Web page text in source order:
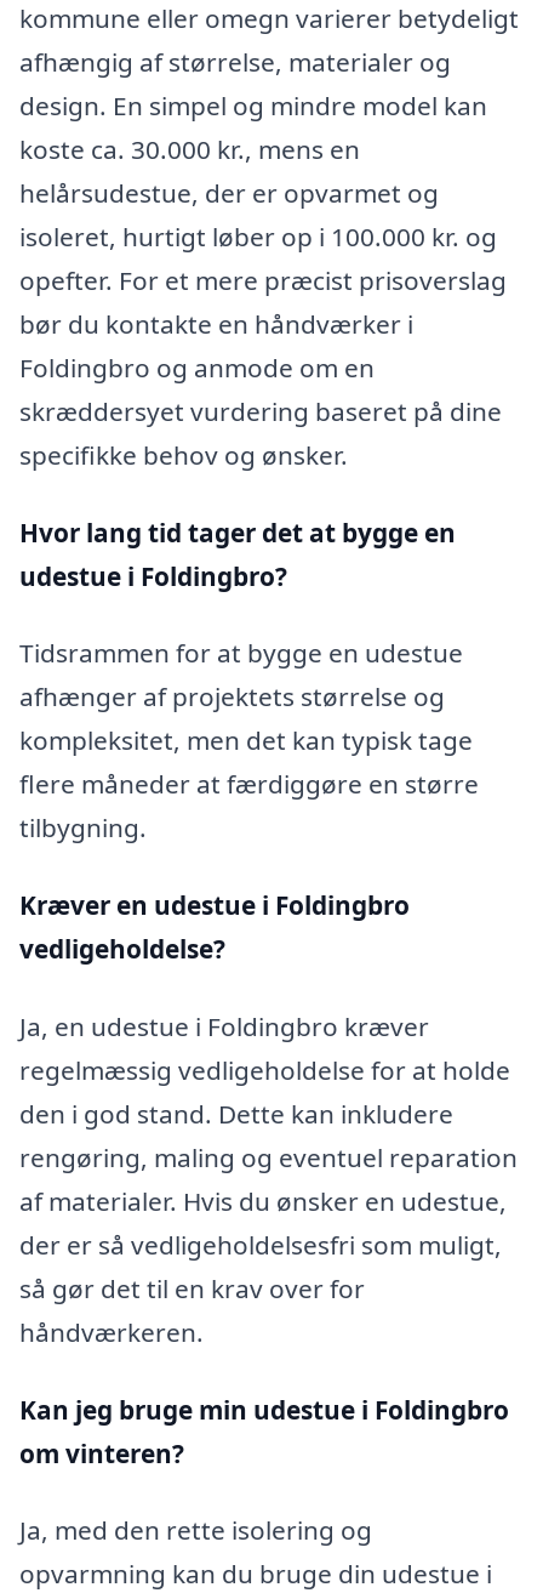
kommune eller omegn varierer betydeligt
afhængig af størrelse, materialer og
design. En simpel og mindre model kan
koste ca. 30.000 kr., mens en
helårsudestue, der er opvarmet og
isoleret, hurtigt løber op i 100.000 kr. og
opefter. For et mere præcist prisoverslag
bør du kontakte en håndværker i
Foldingbro og anmode om en
skræddersyet vurdering baseret på dine
specifikke behov og ønsker.
Hvor lang tid tager det at bygge en
udestue i Foldingbro?
Tidsrammen for at bygge en udestue
afhænger af projektets størrelse og
kompleksitet, men det kan typisk tage
flere måneder at færdiggøre en større
tilbygning.
Kræver en udestue i Foldingbro
vedligeholdelse?
Ja, en udestue i Foldingbro kræver
regelmæssig vedligeholdelse for at holde
den i god stand. Dette kan inkludere
rengøring, maling og eventuel reparation
af materialer. Hvis du ønsker en udestue,
der er så vedligeholdelsesfri som muligt,
så gør det til en krav over for
håndværkeren.
Kan jeg bruge min udestue i Foldingbro
om vinteren?
Ja, med den rette isolering og
opvarmning kan du bruge din udestue i